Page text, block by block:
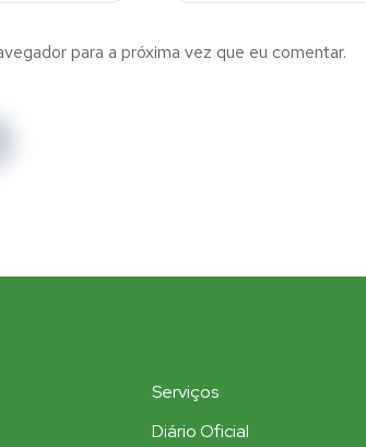
para a próxima vez que eu comentar.
Serviços
Diário Oficial